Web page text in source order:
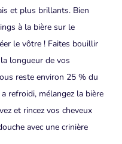
et plus brillants. Bien
à la bière sur le
le vôtre ! Faites bouillir
longueur de vos
reste environ 25 % du
refroidi, mélangez la bière
et rincez vos cheveux
avec une crinière